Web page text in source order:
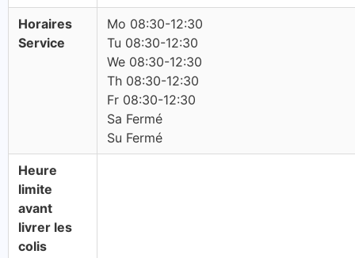
Horaires
Service
Mo 08:30-12:30
Tu 08:30-12:30
We 08:30-12:30
Th 08:30-12:30
Fr 08:30-12:30
Sa Fermé
Su Fermé
Heure
limite
avant
livrer les
colis